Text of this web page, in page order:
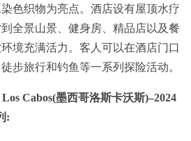
色织物为亮点。酒店设有屋顶水疗
全景山景、健身房、精品店以及餐
境充满活力。客人可以在酒店门口
步旅行和钓鱼等一系列探险活动。
Cabos(墨西哥洛斯卡沃斯)–2024
: